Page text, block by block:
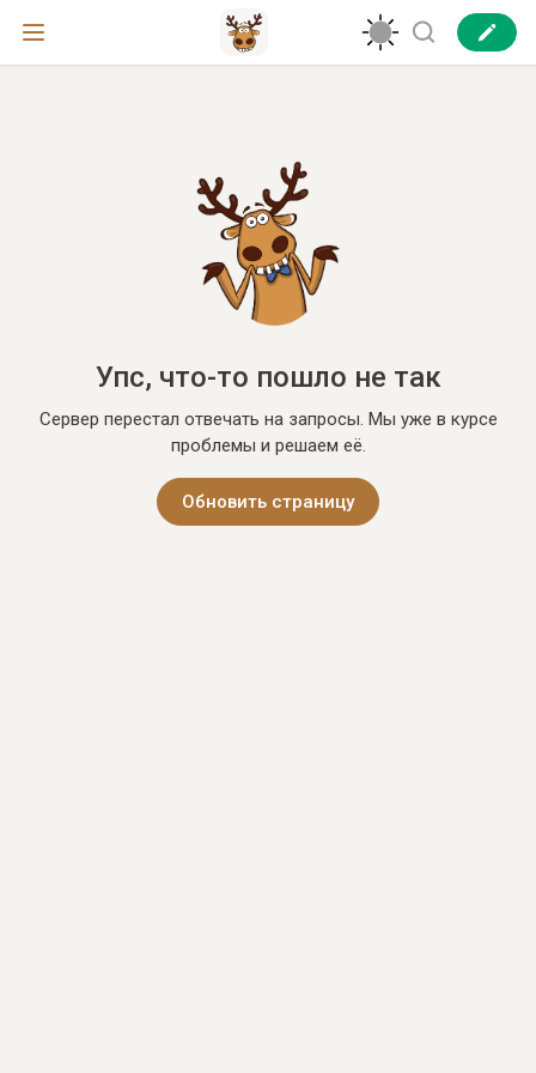
Упс, что-то пошло не так
Сервер перестал отвечать на запросы. Мы уже в курсе
проблемы и решаем её.
Обновить страницу